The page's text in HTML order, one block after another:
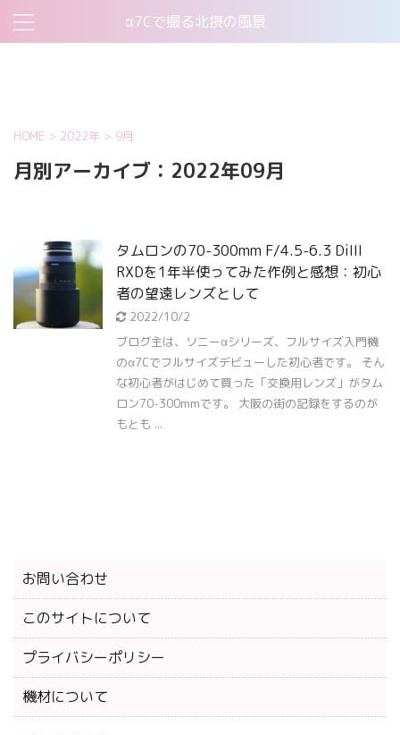
α7Cで撮る北摂の風景
HOME > 2022年 > 9月
月別アーカイブ：2022年09月
タムロンの70-300mm F/4.5-6.3 DiIII
RXDを1年半使ってみた作例と感想：初心
者の望遠レンズとして
2022/10/2
ブログ主は、ソニーαシリーズ、フルサイズ入門機
のα7Cでフルサイズデビューした初心者です。 そん
な初心者がはじめて買った「交換用レンズ」がタム
ロン70-300mmです。 大阪の街の記録をするのが
もとも ...
お問い合わせ
このサイトについて
プライバシーポリシー
機材について